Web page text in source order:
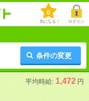
0
気になる！ ログイン
条件の変更
平均時給: 1,472 円